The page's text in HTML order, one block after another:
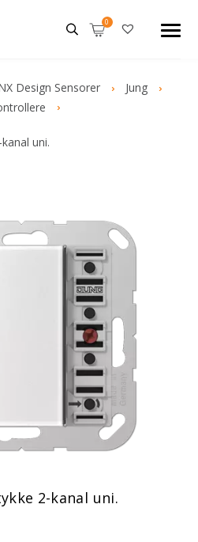
Design Sensorer
Jung
uni.
2-kanal uni.